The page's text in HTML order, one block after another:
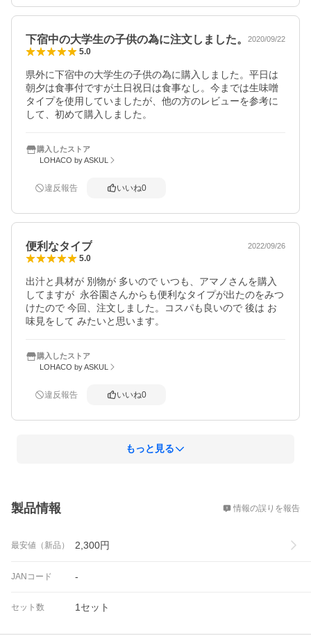
下宿中の大学生の子供の為に注文しました。 2020/09/22
5.0
県外に下宿中の大学生の子供の為に購入しました。平日は
朝夕は食事付ですが土日祝日は食事なし。今までは生味噌
タイプを使用していましたが、他の方のレビューを参考に
して、初めて購入しました。
購入したストア
LOHACO by ASKUL
違反報告 いいね0
便利なタイプ 2022/09/26
5.0
出汁と具材が 別物が 多いので いつも、アマノさんを購入
してますが  永谷園さんからも便利なタイプが出たのをみつ
けたので 今回、注文しました。コスパも良いので 後は お
味見をして みたいと思います。
購入したストア
LOHACO by ASKUL
違反報告 いいね0
もっと見る
製品情報 情報の誤りを報告
最安値（新品） 2,300円
JANコード -
セット数 1セット